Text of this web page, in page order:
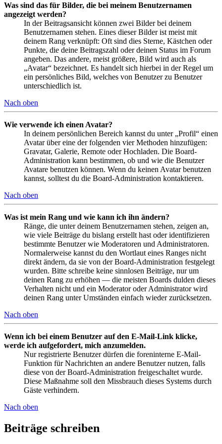
Was sind das für Bilder, die bei meinem Benutzernamen
angezeigt werden?
In der Beitragsansicht können zwei Bilder bei deinem
Benutzernamen stehen. Eines dieser Bilder ist meist mit
deinem Rang verknüpft: Oft sind dies Sterne, Kästchen oder
Punkte, die deine Beitragszahl oder deinen Status im Forum
angeben. Das andere, meist größere, Bild wird auch als
„Avatar“ bezeichnet. Es handelt sich hierbei in der Regel um
ein persönliches Bild, welches von Benutzer zu Benutzer
unterschiedlich ist.
Nach oben
Wie verwende ich einen Avatar?
In deinem persönlichen Bereich kannst du unter „Profil“ einen
Avatar über eine der folgenden vier Methoden hinzufügen:
Gravatar, Galerie, Remote oder Hochladen. Die Board-
Administration kann bestimmen, ob und wie die Benutzer
Avatare benutzen können. Wenn du keinen Avatar benutzen
kannst, solltest du die Board-Administration kontaktieren.
Nach oben
Was ist mein Rang und wie kann ich ihn ändern?
Ränge, die unter deinem Benutzernamen stehen, zeigen an,
wie viele Beiträge du bislang erstellt hast oder identifizieren
bestimmte Benutzer wie Moderatoren und Administratoren.
Normalerweise kannst du den Wortlaut eines Ranges nicht
direkt ändern, da sie von der Board-Administration festgelegt
wurden. Bitte schreibe keine sinnlosen Beiträge, nur um
deinen Rang zu erhöhen — die meisten Boards dulden dieses
Verhalten nicht und ein Moderator oder Administrator wird
deinen Rang unter Umständen einfach wieder zurücksetzen.
Nach oben
Wenn ich bei einem Benutzer auf den E-Mail-Link klicke,
werde ich aufgefordert, mich anzumelden.
Nur registrierte Benutzer dürfen die foreninterne E-Mail-
Funktion für Nachrichten an andere Benutzer nutzen, falls
diese von der Board-Administration freigeschaltet wurde.
Diese Maßnahme soll den Missbrauch dieses Systems durch
Gäste verhindern.
Nach oben
Beiträge schreiben